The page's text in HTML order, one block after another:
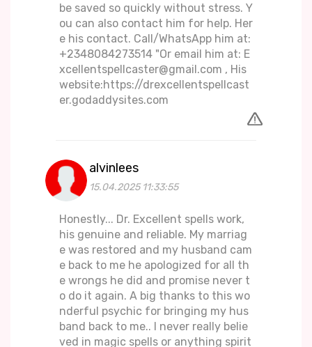
be saved so quickly without stress. Y
ou can also contact him for help. Her
e his contact. Call/WhatsApp him at:
+2348084273514 "Or email him at: E
xcellentspellcaster@gmail.com , His
website:https://drexcellentspellcast
er.godaddysites.com
alvinlees
15.04.2025 11:33:55
Honestly... Dr. Excellent spells work,
his genuine and reliable. My marriag
e was restored and my husband cam
e back to me he apologized for all th
e wrongs he did and promise never t
o do it again. A big thanks to this wo
nderful psychic for bringing my hus
band back to me.. I never really belie
ved in magic spells or anything spirit